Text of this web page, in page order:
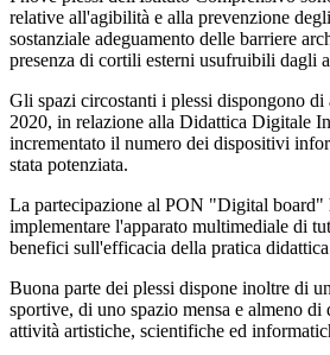
relative all'agibilità e alla prevenzione
sostanziale adeguamento delle barriere
presenza di cortili esterni usufruibili dagli
Gli spazi circostanti i plessi dispongono
2020, in relazione alla Didattica Digitale
incrementato il numero dei dispositivi
stata potenziata.
La partecipazione al PON "Digital board"
implementare l'apparato multimediale di
benefici sull'efficacia della pratica
Buona parte dei plessi dispone inoltre di
sportive, di uno spazio mensa e almeno di
attività artistiche, scientifiche ed